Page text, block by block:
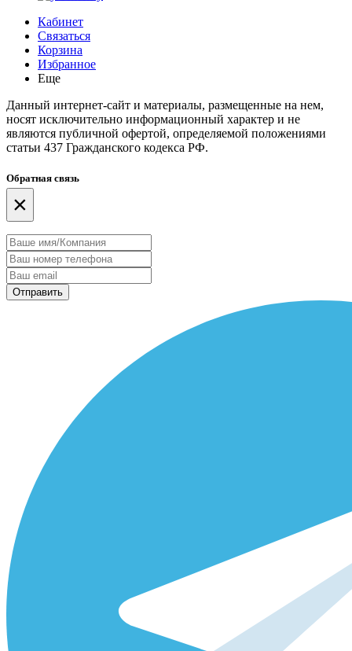
Кабинет
Связаться
Корзина
Избранное
Еще
Данный интернет-сайт и материалы, размещенные на нем,
носят исключительно информационный характер и не
являются публичной офертой, определяемой положениями
статьи 437 Гражданского кодекса РФ.
Обратная связь
×
Отправить